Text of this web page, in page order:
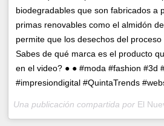
biodegradables que son fabricados a
primas renovables como el almidón
permite que los desechos del
Sabes de qué marca es el producto
en el video? ● ● #moda #fashion #3d
#impresiondigital #QuintaTrends
Una publicación compartida por El